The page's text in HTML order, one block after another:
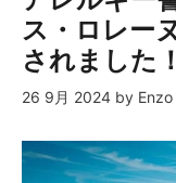
ス・ロレー
されました！
26 9月 2024 by Enzo